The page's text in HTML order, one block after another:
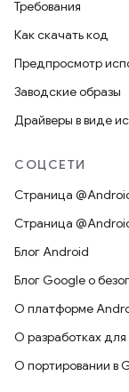
Требования
Как скачать код
Предпросмотр
Заводские образы
Драйверы в виде
СОЦСЕТИ
Страница
Страница
Блог Android
Блог Google о
О платформе
О разработках
О портировании в